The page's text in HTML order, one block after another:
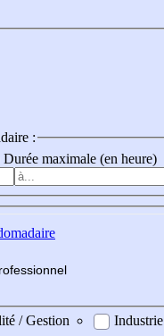
:
Durée maximale (en heure)
fessionnel
/ Gestion
Industrie